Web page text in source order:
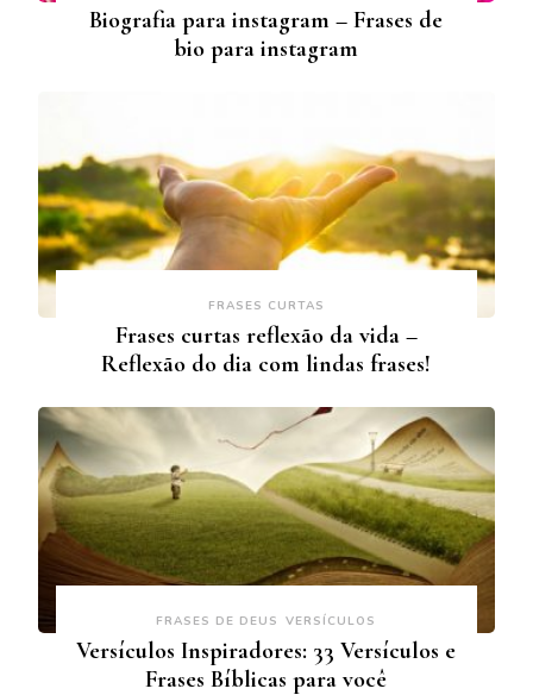
Biografia para instagram – Frases de
bio para instagram
FRASES CURTAS
Frases curtas reflexão da vida –
Reflexão do dia com lindas frases!
FRASES DE DEUS VERSÍCULOS
Versículos Inspiradores: 33 Versículos e
Frases Bíblicas para você